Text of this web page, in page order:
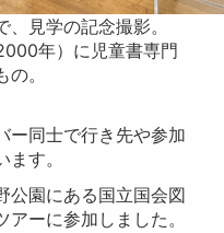
見学の記念撮影。
年）に児童書専門
。
同士で行き先や参加
す。
園にある国立国会図
ーに参加しました。